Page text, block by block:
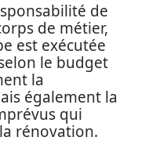
de
de métier,
est exécutée
le budget
la
également la
qui
rénovation.